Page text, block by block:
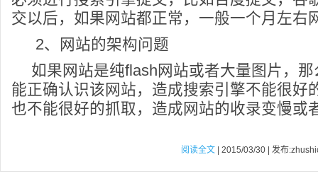
交以后，如果网站都正常，一般一个月左右
2、网站的架构问题
如果网站是纯flash网站或者大量图片，
能正确认识该网站，造成搜索引擎不能很好
也不能很好的抓取，造成网站的收录变慢或
阅读全文 | 2015/03/30 | 发布